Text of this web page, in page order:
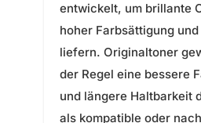
entwickelt, um brillante
hoher Farbsättigung
liefern. Originaltoner
der Regel eine bessere
und längere Haltbarkeit
als kompatible oder